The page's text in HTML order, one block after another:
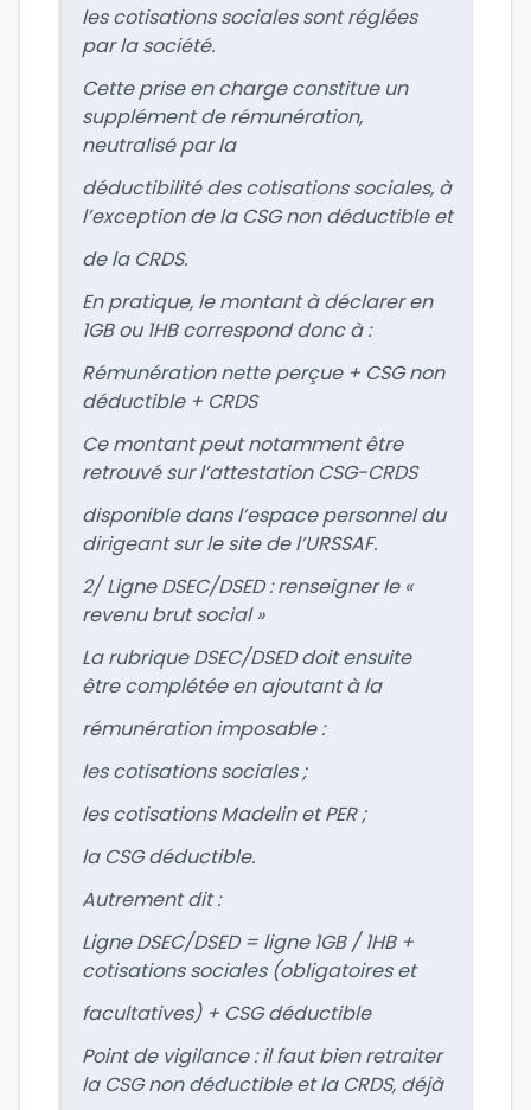
les cotisations sociales sont réglées
par la société.
Cette prise en charge constitue un
supplément de rémunération,
neutralisé par la
déductibilité des cotisations sociales, à
l’exception de la CSG non déductible et
de la CRDS.
En pratique, le montant à déclarer en
1GB ou 1HB correspond donc à :
Rémunération nette perçue + CSG non
déductible + CRDS
Ce montant peut notamment être
retrouvé sur l’attestation CSG-CRDS
disponible dans l’espace personnel du
dirigeant sur le site de l’URSSAF.
2/ Ligne DSEC/DSED : renseigner le «
revenu brut social »
La rubrique DSEC/DSED doit ensuite
être complétée en ajoutant à la
rémunération imposable :
les cotisations sociales ;
les cotisations Madelin et PER ;
la CSG déductible.
Autrement dit :
Ligne DSEC/DSED = ligne 1GB / 1HB +
cotisations sociales (obligatoires et
facultatives) + CSG déductible
Point de vigilance : il faut bien retraiter
la CSG non déductible et la CRDS, déjà